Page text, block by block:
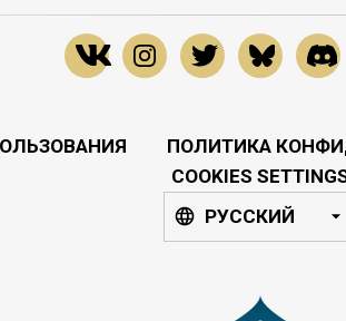
ПОЛИТИКА
COOKIES
РУССКИЙ